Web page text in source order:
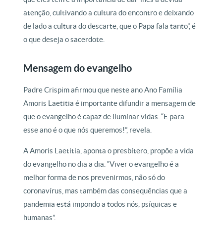
atenção, cultivando a cultura do encontro e deixando
de lado a cultura do descarte, que o Papa fala tanto”, é
o que deseja o sacerdote.
Mensagem do evangelho
Padre Crispim afirmou que neste ano Ano Família
Amoris Laetitia é importante difundir a mensagem de
que o evangelho é capaz de iluminar vidas. “E para
esse ano é o que nós queremos!”, revela.
A Amoris Laetitia, aponta o presbítero, propõe a vida
do evangelho no dia a dia. “Viver o evangelho é a
melhor forma de nos prevenirmos, não só do
coronavírus, mas também das consequências que a
pandemia está impondo a todos nós, psíquicas e
humanas”.